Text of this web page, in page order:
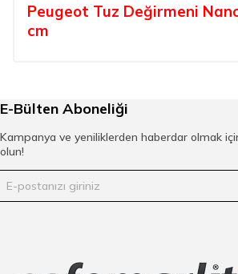
Peugeot Tuz Değirmeni
cm
E-Bülten Aboneliği
Kampanya ve yeniliklerden haberdar olmak
olun!